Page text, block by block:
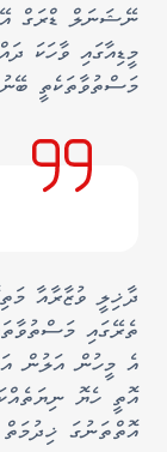
ނޭޝަނަލް ޑްރަގް
މީޑިއާގައި ވާހަކަ
މަސްތުވާތަކެތީ
ދާޚިލީ ވުޒާރާއާ
ތެރޭގައި
އެ މީހުން އަލުން
އޮތީ ހެޔޮ
އޮތްތަނުގަ